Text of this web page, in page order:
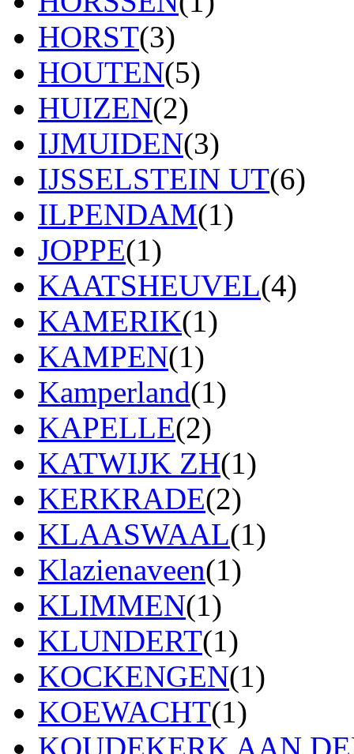
HORST(3)
HOUTEN(5)
HUIZEN(2)
IJMUIDEN(3)
IJSSELSTEIN UT(6)
ILPENDAM(1)
JOPPE(1)
KAATSHEUVEL(4)
KAMERIK(1)
KAMPEN(1)
Kamperland(1)
KAPELLE(2)
KATWIJK ZH(1)
KERKRADE(2)
KLAASWAAL(1)
Klazienaveen(1)
KLIMMEN(1)
KLUNDERT(1)
KOCKENGEN(1)
KOEWACHT(1)
KOUDEKERK AAN